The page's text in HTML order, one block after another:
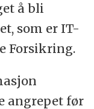
å bli
som er IT-
Forsikring.
angrepet før